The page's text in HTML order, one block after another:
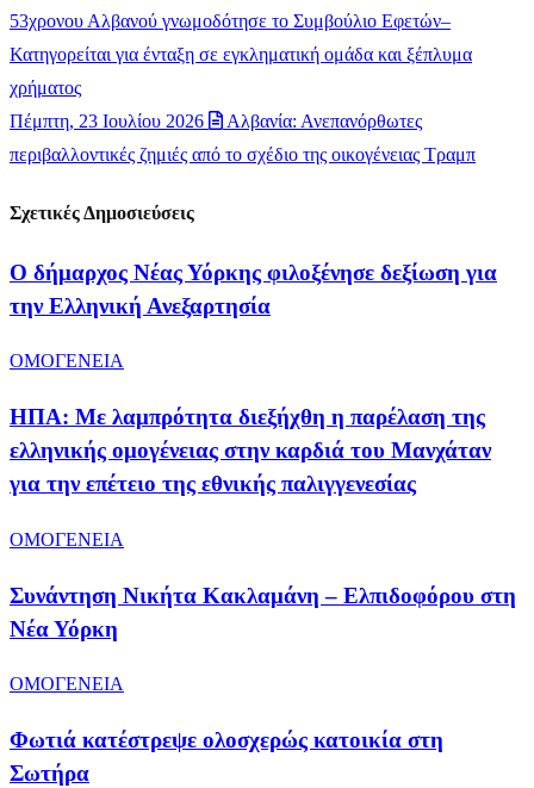
53χρονου Αλβανού γνωμοδότησε το Συμβούλιο Εφετών–
Κατηγορείται για ένταξη σε εγκληματική ομάδα και ξέπλυμα
χρήματος
Πέμπτη, 23 Ιουλίου 2026
Αλβανία: Ανεπανόρθωτες
περιβαλλοντικές ζημιές από το σχέδιο της οικογένειας Τραμπ
Σχετικές Δημοσιεύσεις
Ο δήμαρχος Νέας Υόρκης φιλοξένησε δεξίωση για
την Ελληνική Ανεξαρτησία
ΟΜΟΓΕΝΕΙΑ
ΗΠΑ: Με λαμπρότητα διεξήχθη η παρέλαση της
ελληνικής ομογένειας στην καρδιά του Μανχάταν
για την επέτειο της εθνικής παλιγγενεσίας
ΟΜΟΓΕΝΕΙΑ
Συνάντηση Νικήτα Κακλαμάνη – Ελπιδοφόρου στη
Νέα Υόρκη
ΟΜΟΓΕΝΕΙΑ
Φωτιά κατέστρεψε ολοσχερώς κατοικία στη
Σωτήρα